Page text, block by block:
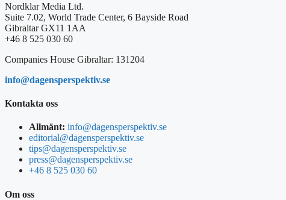
Nordklar Media Ltd.
Suite 7.02, World Trade Center, 6 Bayside Road
Gibraltar GX11 1AA
+46 8 525 030 60
Companies House Gibraltar: 131204
info@dagensperspektiv.se
Kontakta oss
Allmänt: info@dagensperspektiv.se
editorial@dagensperspektiv.se
tips@dagensperspektiv.se
press@dagensperspektiv.se
+46 8 525 030 60
Om oss